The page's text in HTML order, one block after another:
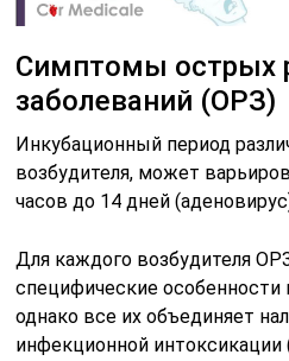
Симптомы острых
заболеваний (ОРЗ)
Инкубационный период
возбудителя, может
часов до 14 дней
Для каждого возбудителя
специфические особенности
однако все их объединяет
инфекционной